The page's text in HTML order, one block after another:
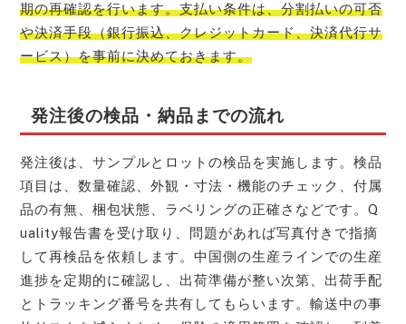
期の再確認を行います。支払い条件は、分割払いの可否
や決済手段（銀行振込、クレジットカード、決済代行サ
ービス）を事前に決めておきます。
発注後の検品・納品までの流れ
発注後は、サンプルとロットの検品を実施します。検品
項目は、数量確認、外観・寸法・機能のチェック、付属
品の有無、梱包状態、ラベリングの正確さなどです。Q
uality報告書を受け取り、問題があれば写真付きで指摘
して再検品を依頼します。中国側の生産ラインでの生産
進捗を定期的に確認し、出荷準備が整い次第、出荷手配
とトラッキング番号を共有してもらいます。輸送中の事